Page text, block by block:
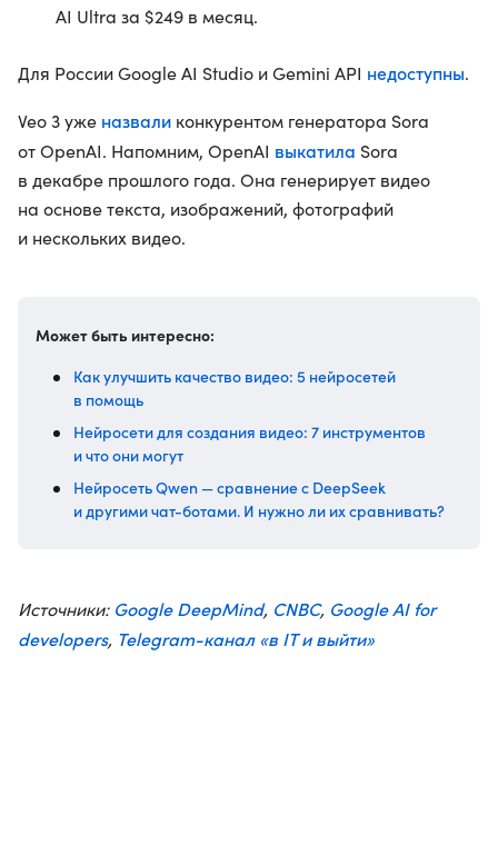
AI Ultra за $249 в месяц.
Для России Google AI Studio и Gemini API недоступны.
Veo 3 уже назвали конкурентом генератора Sora
от OpenAI. Напомним, OpenAI выкатила Sora
в декабре прошлого года. Она генерирует видео
на основе текста, изображений, фотографий
и нескольких видео.
Может быть интересно:
Как улучшить качество видео: 5 нейросетей
в помощь
Нейросети для создания видео: 7 инструментов
и что они могут
Нейросеть Qwen — сравнение с DeepSeek
и другими чат-ботами. И нужно ли их сравнивать?
Источники: Google DeepMind, CNBC, Google AI for
developers, Telegram-канал «в IT и выйти»